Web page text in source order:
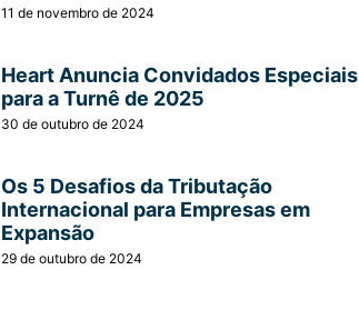
11 de novembro de 2024
Heart Anuncia Convidados Especiais
para a Turnê de 2025
30 de outubro de 2024
Os 5 Desafios da Tributação
Internacional para Empresas em
Expansão
29 de outubro de 2024